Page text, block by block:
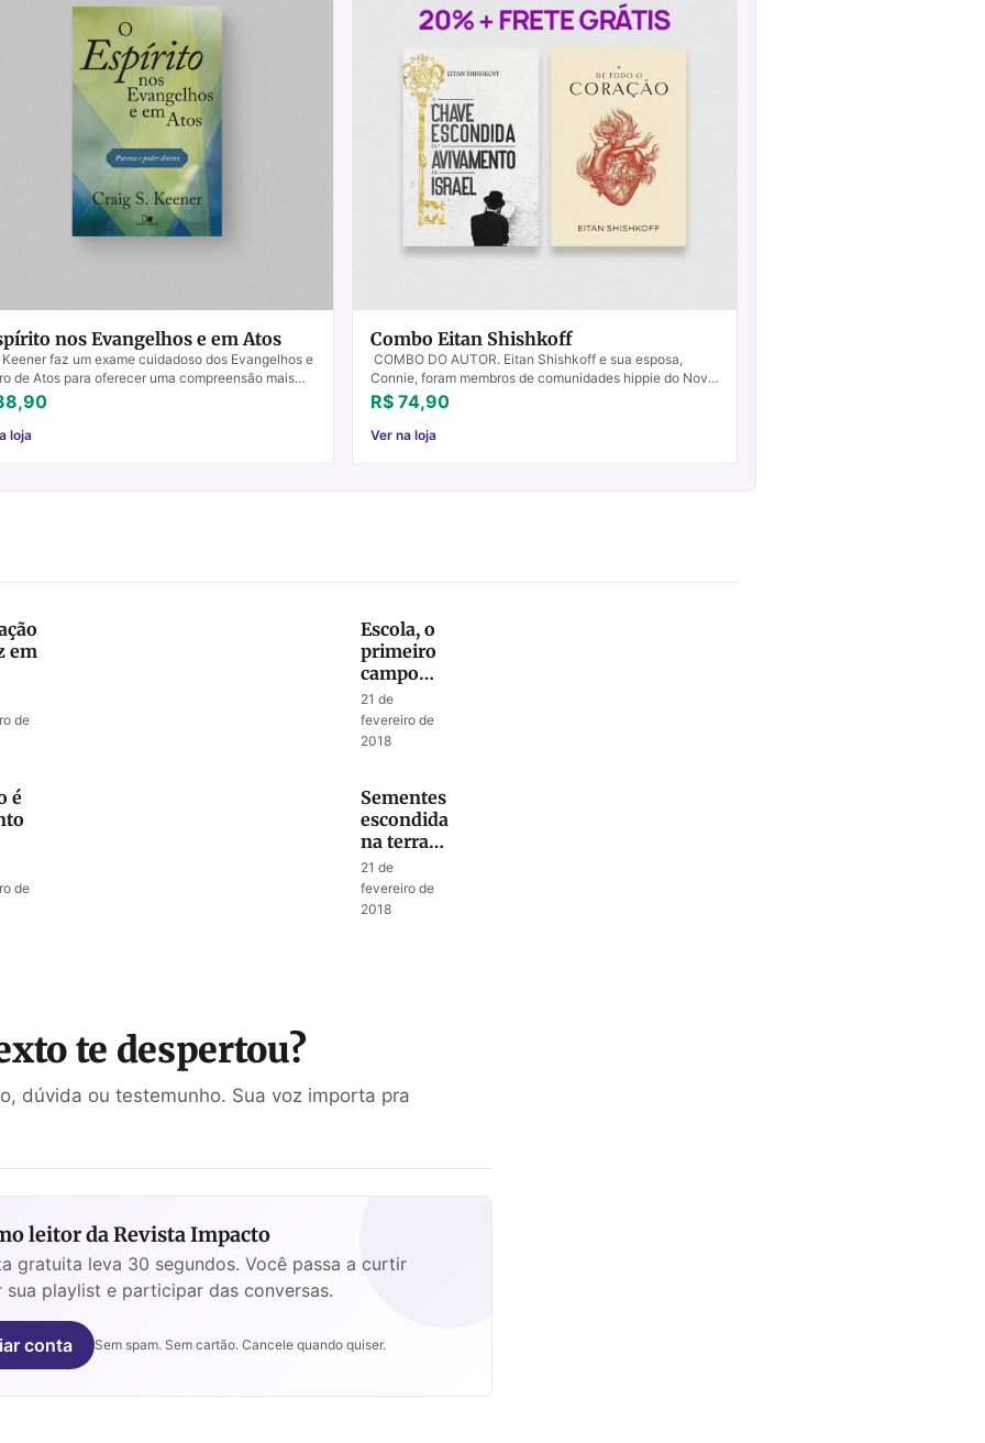
nos Evangelhos e em Atos
faz um exame cuidadoso dos Evangelhos e
de Atos para oferecer uma compreensão mais
do significado do Espírito Santo na vida dos p...
loja
Combo Eitan Shishkoff
COMBO DO AUTOR. Eitan Shishkoff e sua esposa,
Connie, foram membros de comunidades hippie do Novo
México no início dos anos 1970. Eitan encontrou o
Messias ...
R$ 74,90
Ver na loja
em
de
Escola, o
primeiro
campo
missionário
21 de
fevereiro de
2018
é
de
Sementes
escondidas
na terra
de
ninguém
21 de
fevereiro de
2018
te despertou?
dúvida ou testemunho. Sua voz importa pra
leitor da Revista Impacto
gratuita leva 30 segundos. Você passa a curtir
sua playlist e participar das conversas.
conta Sem spam. Sem cartão. Cancele quando quiser.